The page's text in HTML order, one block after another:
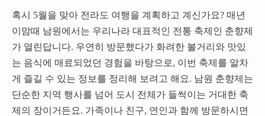
혹시 5월을 맞아 전라도 여행을 계획하고 계신가요? 매년
이맘때 남원에서는 우리나라 대표적인 전통 축제인 춘향제
가 열린답니다. 우연히 방문했다가 화려한 볼거리와 맛있
는 음식에 매료되었던 경험을 바탕으로, 이번 축제를 알차
게 즐길 수 있는 정보를 정리해 보려고 해요. 남원 춘향제는
단순한 지역 행사를 넘어 도시 전체가 들썩이는 거대한 축
제의 장이거든요. 가족이나 친구, 연인과 함께 방문하시면